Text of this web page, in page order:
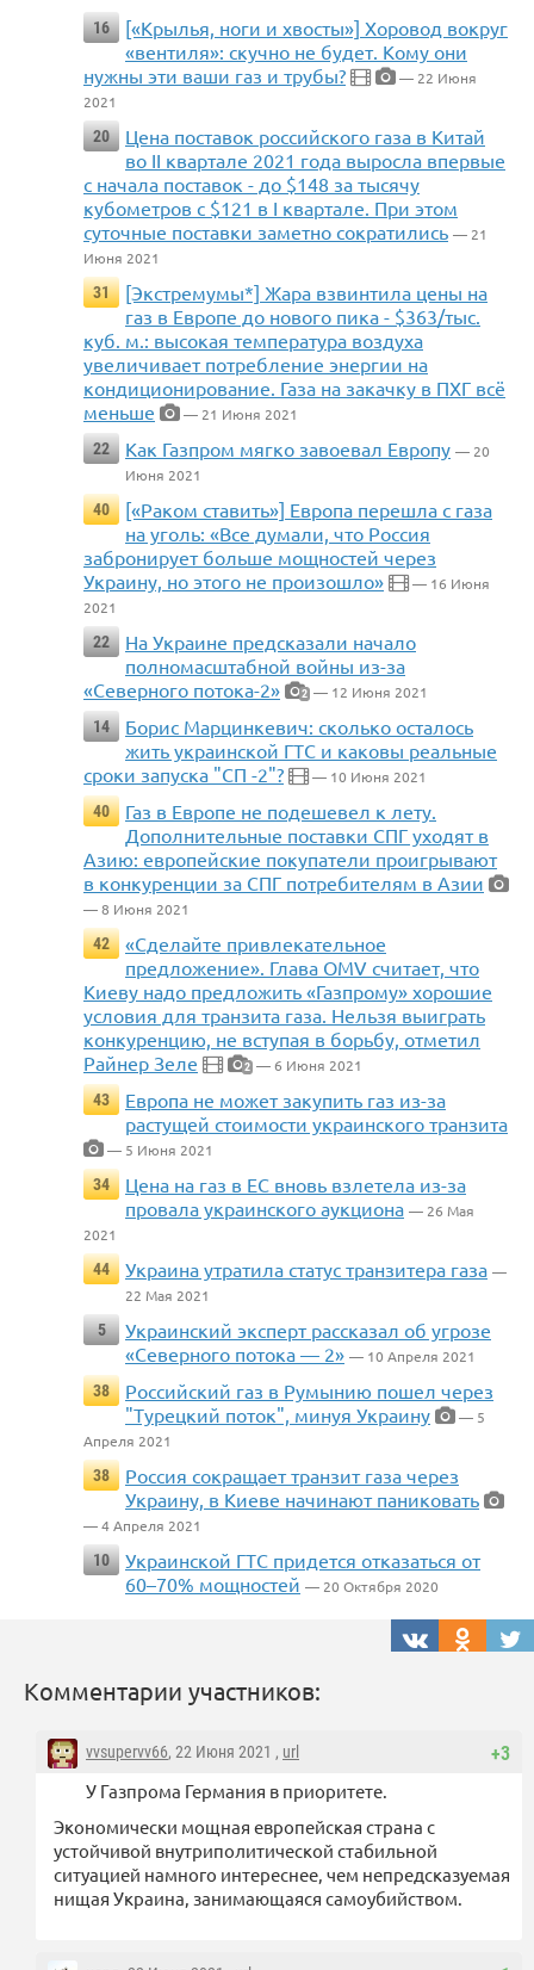
16
[«Крылья, ноги и хвосты»] Хоровод вокруг
«вентиля»: скучно не будет. Кому они
нужны эти ваши газ и трубы?
— 22 Июня
2021
20
Цена поставок российского газа в Китай
во II квартале 2021 года выросла впервые
с начала поставок - до $148 за тысячу
кубометров с $121 в I квартале. При этом
суточные поставки заметно сократились — 21
Июня 2021
31
[Экстремумы*] Жара взвинтила цены на
газ в Европе до нового пика - $363/тыс.
куб. м.: высокая температура воздуха
увеличивает потребление энергии на
кондиционирование. Газа на закачку в ПХГ всё
меньше
— 21 Июня 2021
22
Как Газпром мягко завоевал Европу — 20
Июня 2021
40
[«Раком ставить»] Европа перешла с газа
на уголь: «Все думали, что Россия
забронирует больше мощностей через
Украину, но этого не произошло»
— 16 Июня
2021
22
На Украине предсказали начало
полномасштабной войны из-за
«Северного потока-2»
2 — 12 Июня 2021
14
Борис Марцинкевич: сколько осталось
жить украинской ГТС и каковы реальные
сроки запуска "СП -2"?
— 10 Июня 2021
40
Газ в Европе не подешевел к лету.
Дополнительные поставки СПГ уходят в
Азию: европейские покупатели проигрывают
в конкуренции за СПГ потребителям в Азии
— 8 Июня 2021
42
«Сделайте привлекательное
предложение». Глава OMV считает, что
Киеву надо предложить «Газпрому» хорошие
условия для транзита газа. Нельзя выиграть
конкуренцию, не вступая в борьбу, отметил
Райнер Зеле
2 — 6 Июня 2021
43
Европа не может закупить газ из-за
растущей стоимости украинского транзита
— 5 Июня 2021
34
Цена на газ в ЕС вновь взлетела из-за
провала украинского аукциона — 26 Мая
2021
44
Украина утратила статус транзитера газа —
22 Мая 2021
5
Украинский эксперт рассказал об угрозе
«Северного потока — 2» — 10 Апреля 2021
38
Российский газ в Румынию пошел через
"Турецкий поток", минуя Украину
— 5
Апреля 2021
38
Россия сокращает транзит газа через
Украину, в Киеве начинают паниковать
— 4 Апреля 2021
10
Украинской ГТС придется отказаться от
60–70% мощностей — 20 Октября 2020
Комментарии участников:
+3
vvsupervv66, 22 Июня 2021 , url
У Газпрома Германия в приоритете.
Экономически мощная европейская страна с
устойчивой внутриполитической стабильной
ситуацией намного интереснее, чем непредсказуемая
нищая Украина, занимающаяся самоубийством.